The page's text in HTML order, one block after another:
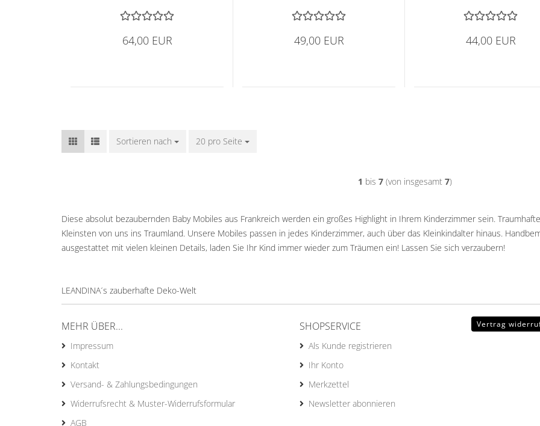
64,00 EUR 49,00 EUR 44,00 EUR
Sortieren nach
Sortieren nach 20 pro Seite
pro Seite
1 bis 7 (von insgesamt 7)
Diese absolut bezaubernden Baby Mobiles aus Frankreich werden ein großes Highlight in Ihrem Kinderzimmer sein.
Kleinsten von uns ins Traumland. Unsere Mobiles passen in jedes Kinderzimmer, auch über das Kleinkindalter hinaus.
ausgestattet mit vielen kleinen Details, laden Sie Ihr Kind immer wieder zum Träumen ein! Lassen Sie sich verzaubern!
LEANDINA´s zauberhafte Deko-Welt
MEHR ÜBER...
Impressum
Kontakt
Versand- & Zahlungsbedingungen
Widerrufsrecht & Muster-Widerrufsformular
AGB
SHOPSERVICE
Als Kunde registrieren
Ihr Konto
Merkzettel
Newsletter abonnieren
Vertrag